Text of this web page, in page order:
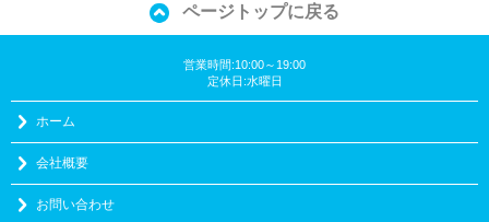
ページトップに戻る
営業時間:10:00～19:00
定休日:水曜日
ホーム
会社概要
お問い合わせ